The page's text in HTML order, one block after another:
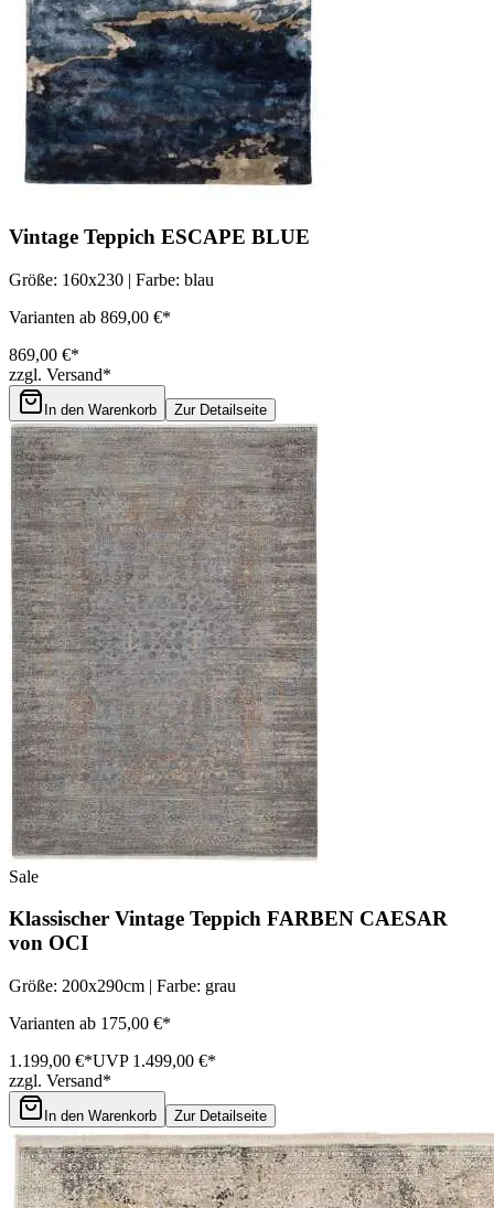
Vintage Teppich ESCAPE BLUE
Größe: 160x230 | Farbe: blau
Varianten ab 869,00 €*
869,00 €*
zzgl. Versand*
In den Warenkorb Zur Detailseite
Sale
Klassischer Vintage Teppich FARBEN CAESAR
von OCI
Größe: 200x290cm | Farbe: grau
Varianten ab 175,00 €*
1.199,00 €*UVP 1.499,00 €*
zzgl. Versand*
In den Warenkorb Zur Detailseite